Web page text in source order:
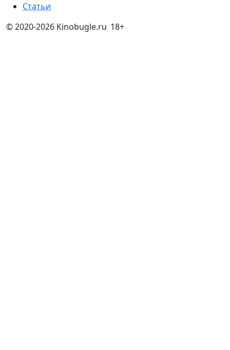
Статьи
© 2020-2026 Kinobugle.ru 18+